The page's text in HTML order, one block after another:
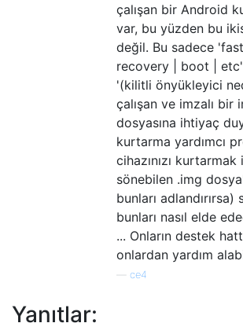
çalışan bir Android
var, bu yüzden bu
değil. Bu sadece
recovery | boot | etc'
'(kilitli önyükleyici
çalışan ve imzalı bir
dosyasına ihtiyaç
kurtarma yardımcı
cihazınızı kurtarmak
sönebilen .img
bunları
bunları nasıl elde
... Onların destek
onlardan yardım
ce4
Yanıtlar: